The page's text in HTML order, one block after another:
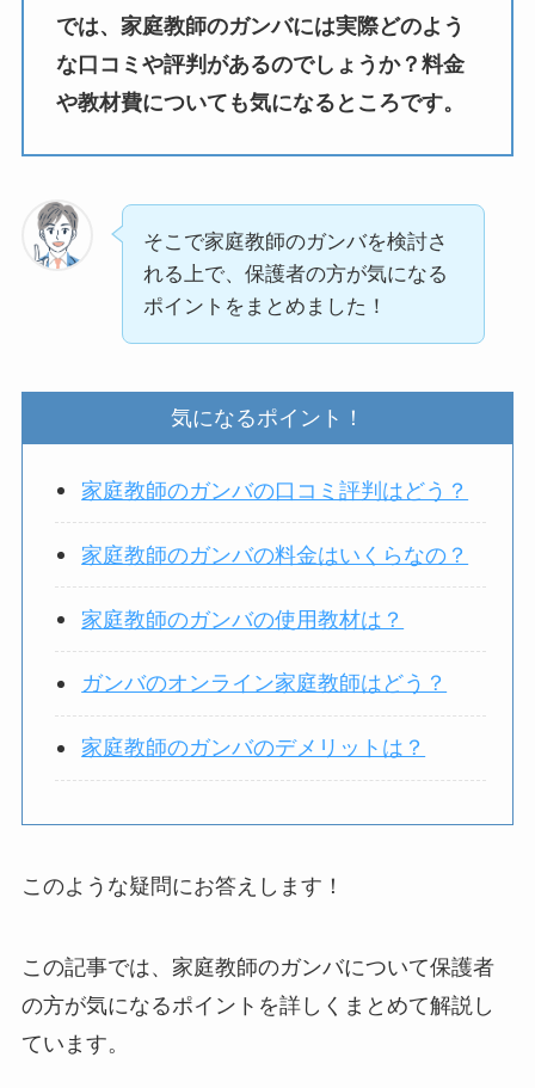
では、家庭教師のガンバには実際どのよう
な口コミや評判があるのでしょうか？料金
や教材費についても気になるところです。
そこで家庭教師のガンバを検討さ
れる上で、保護者の方が気になる
ポイントをまとめました！
気になるポイント！
家庭教師のガンバの口コミ評判はどう？
家庭教師のガンバの料金はいくらなの？
家庭教師のガンバの使用教材は？
ガンバのオンライン家庭教師はどう？
家庭教師のガンバのデメリットは？
このような疑問にお答えします！
この記事では、家庭教師のガンバについて保護者
の方が気になるポイントを詳しくまとめて解説し
ています。